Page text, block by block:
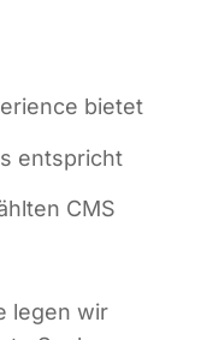
bietet
entspricht
CMS
legen wir